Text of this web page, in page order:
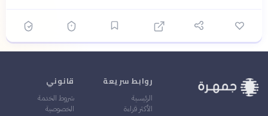
روابط سريعة
الرئيسية
الأكثر قراءة
قانوني
شروط الخدمة
الخصوصية